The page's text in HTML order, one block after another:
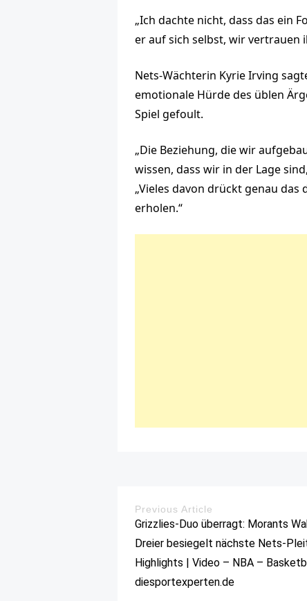
„Ich dachte nicht, dass das ein
er auf sich selbst, wir vertrauen
Nets-Wächterin Kyrie Irving
emotionale Hürde des üblen
Spiel gefoult.
„Die Beziehung, die wir
wissen, dass wir in der Lage
„Vieles davon drückt genau
erholen.“
Previous Article
Grizzlies-Duo überragt: Morants
Dreier besiegelt nächste Nets-
Highlights | Video – NBA –
diesportexperten.de